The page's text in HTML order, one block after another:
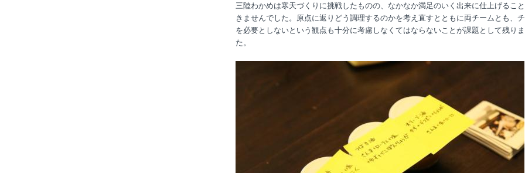
三陸わかめは寒天づくりに挑戦したものの、なかなか満足のいく出来に仕上げるこ
きませんでした。原点に返りどう調理するのかを考え直すとともに両チームとも、
を必要としないという観点も十分に考慮しなくてはならないことが課題として残り
た。